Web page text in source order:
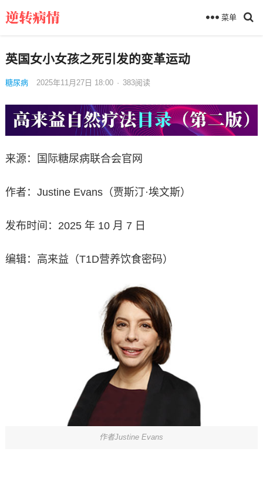
菜单
英国女小女孩之死引发的变革运动
糖尿病 2025年11月27日 18:00 · 383阅读
来源：国际糖尿病联合会官网
作者：Justine Evans（贾斯汀·埃文斯）
发布时间：2025 年 10 月 7 日
编辑：高来益（T1D营养饮食密码）
作者Justine Evans